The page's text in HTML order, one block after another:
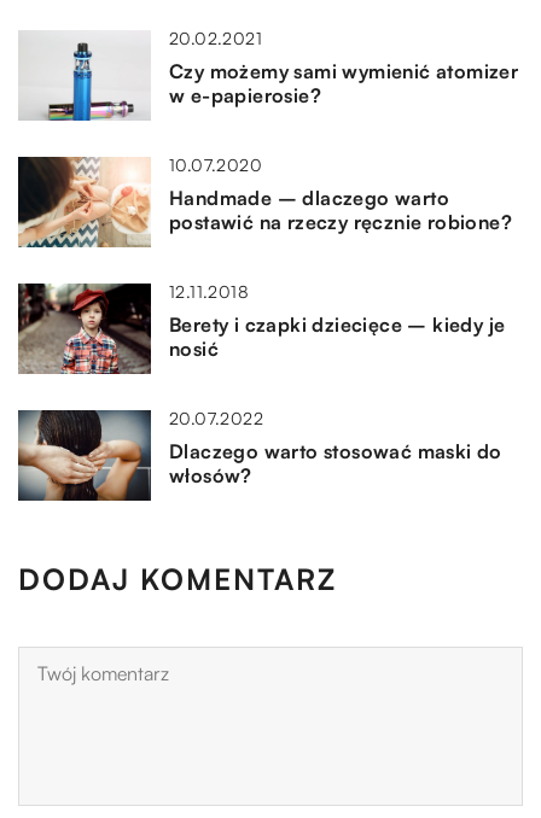
20.02.2021
Czy możemy sami wymienić atomizer
w e-papierosie?
10.07.2020
Handmade – dlaczego warto
postawić na rzeczy ręcznie robione?
12.11.2018
Berety i czapki dziecięce – kiedy je
nosić
20.07.2022
Dlaczego warto stosować maski do
włosów?
DODAJ KOMENTARZ